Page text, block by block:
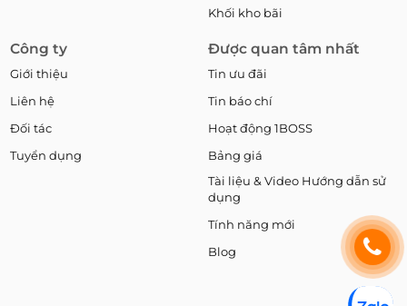
Khối kho bãi
Công ty
Giới thiệu
Liên hệ
Đối tác
Tuyển dụng
Được quan tâm nhất
Tin ưu đãi
Tin báo chí
Hoạt động 1BOSS
Bảng giá
Tài liệu & Video Hướng dẫn sử
dụng
Tính năng mới
Blog